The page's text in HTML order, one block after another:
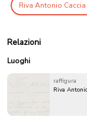
Riva Antonio
Relazioni
Luoghi
raffigura
Riva